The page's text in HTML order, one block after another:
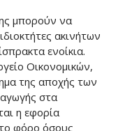
μπορούν να
ακινήτων
ενοίκια.
Οικονομικών,
της αποχής των
στα
η εφορία
φόρο όσους